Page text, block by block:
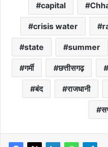
capital
crisis water
state summer
गर्मी छत्तीसगढ़
बंद राजधानी